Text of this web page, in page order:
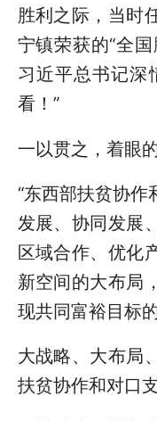
胜利之际，当时
宁镇荣获的“全
习近平总书记深
看！”
一以贯之，着眼
“东西部扶贫协
发展、协同发展
区域合作、优化
新空间的大布局
现共同富裕目标
大战略、大布局
扶贫协作和对口